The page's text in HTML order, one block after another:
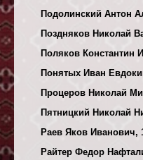
Подолинский Антон
Поздняков Николай
Поляков Константин
Понятых Иван
Процеров Николай
Пятницкий Николай
Раев Яков Иванович,
Райтер Федор